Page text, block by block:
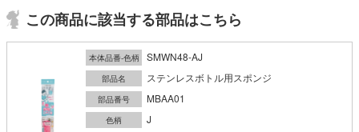
この商品に該当する部品はこちら
本体品番-色柄 SMWN48-AJ
部品名 ステンレスボトル用スポンジ
部品番号 MBAA01
色柄 J